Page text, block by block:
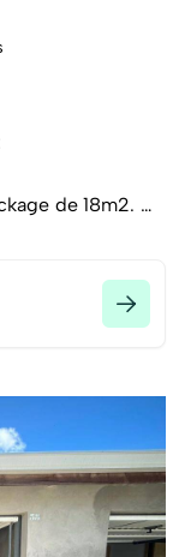
de 18m2. Un
: